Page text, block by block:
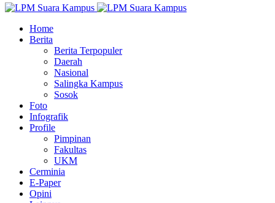
Home
Berita
Berita Terpopuler
Daerah
Nasional
Salingka Kampus
Sosok
Foto
Infografik
Profile
Pimpinan
Fakultas
UKM
Cerminia
E-Paper
Opini